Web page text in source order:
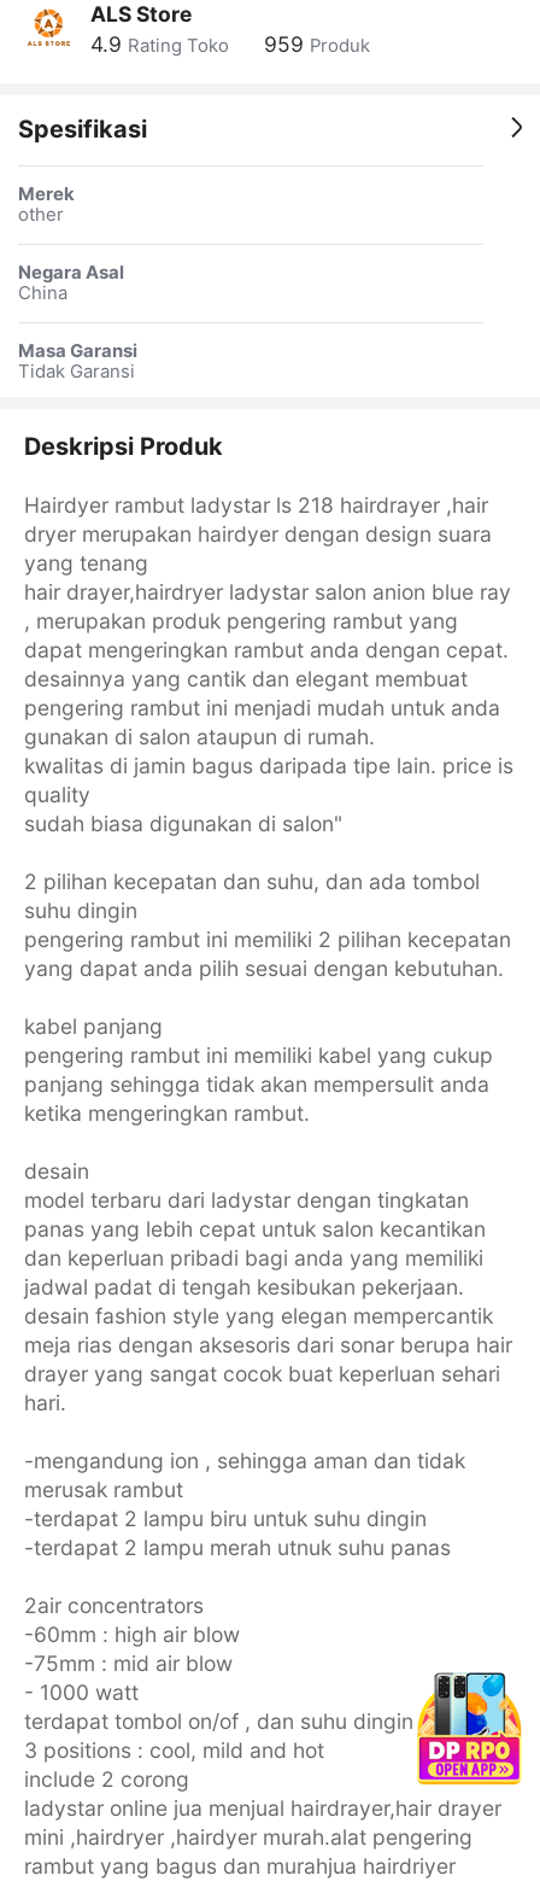
ALS Store
4.9 Rating Toko 959 Produk
Spesifikasi
Merek
other
Negara Asal
China
Masa Garansi
Tidak Garansi
Deskripsi Produk
Hairdyer rambut ladystar ls 218 hairdrayer ,hair
dryer merupakan hairdyer dengan design suara
yang tenang
hair drayer,hairdryer ladystar salon anion blue ray
, merupakan produk pengering rambut yang
dapat mengeringkan rambut anda dengan cepat.
desainnya yang cantik dan elegant membuat
pengering rambut ini menjadi mudah untuk anda
gunakan di salon ataupun di rumah.
kwalitas di jamin bagus daripada tipe lain. price is
quality
sudah biasa digunakan di salon"
2 pilihan kecepatan dan suhu, dan ada tombol
suhu dingin
pengering rambut ini memiliki 2 pilihan kecepatan
yang dapat anda pilih sesuai dengan kebutuhan.
kabel panjang
pengering rambut ini memiliki kabel yang cukup
panjang sehingga tidak akan mempersulit anda
ketika mengeringkan rambut.
desain
model terbaru dari ladystar dengan tingkatan
panas yang lebih cepat untuk salon kecantikan
dan keperluan pribadi bagi anda yang memiliki
jadwal padat di tengah kesibukan pekerjaan.
desain fashion style yang elegan mempercantik
meja rias dengan aksesoris dari sonar berupa hair
drayer yang sangat cocok buat keperluan sehari
hari.
-mengandung ion , sehingga aman dan tidak
merusak rambut
-terdapat 2 lampu biru untuk suhu dingin
-terdapat 2 lampu merah utnuk suhu panas
2air concentrators
-60mm : high air blow
-75mm : mid air blow
- 1000 watt
terdapat tombol on/of , dan suhu dingin
3 positions : cool, mild and hot
include 2 corong
ladystar online jua menjual hairdrayer,hair drayer
mini ,hairdryer ,hairdyer murah.alat pengering
rambut yang bagus dan murahjua hairdriyer